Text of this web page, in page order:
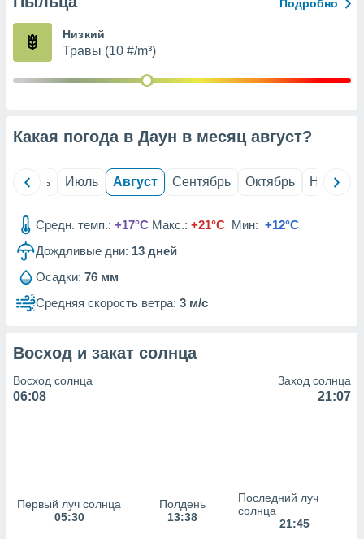
из
рекламы
1199
Подробно
Низкий
Травы (10 #/m³)
Какая погода в Даун в месяц август?
Июнь Июль Август Сентябрь Октябрь Ноябрь
Средн. темп.: +17°C Макс.: +21°C Мин: +12°C
Дождливые дни: 13 дней
Осадки: 76 мм
Средняя скорость ветра: 3 м/с
Восход и закат солнца
Восход солнца
06:08
Заход солнца
21:07
Первый луч солнца
05:30
Полдень
13:38
Последний луч
солнца
21:45